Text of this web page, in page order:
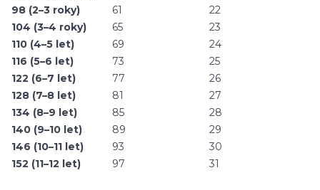
98 (2–3 roky)
61
22
104 (3–4 roky)
65
23
110 (4–5 let)
69
24
116 (5–6 let)
73
25
122 (6–7 let)
77
26
128 (7–8 let)
81
27
134 (8–9 let)
85
28
140 (9–10 let)
89
29
146 (10–11 let)
93
30
152 (11–12 let)
97 31